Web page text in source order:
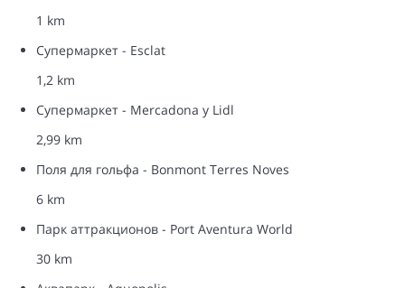
1 km
Супермаркет - Esclat
1,2 km
Супермаркет - Mercadona y Lidl
2,99 km
Поля для гольфа - Bonmont Terres Noves
6 km
Парк аттракционов - Port Aventura World
30 km